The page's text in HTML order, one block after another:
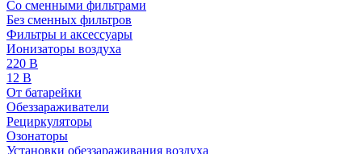
Cо сменными фильтрами
Без сменных фильтров
Фильтры и аксессуары
Ионизаторы воздуха
220 В
12 В
От батарейки
Обеззараживатели
Рециркуляторы
Озонаторы
Установки обеззараживания воздуха